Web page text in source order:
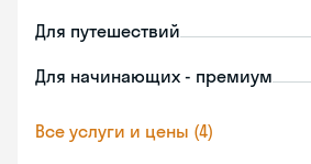
Для путешествий
Для начинающих - премиум
Все услуги и цены (4)